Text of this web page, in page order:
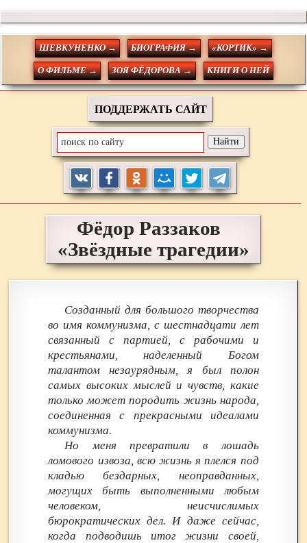
ШЕВКУНЕНКО → БИОГРАФИЯ → «КОРТИК» →
О ФИЛЬМЕ → ЗОЯ ФЁДОРОВА → КНИГИ О НЕЙ
ПОДДЕРЖАТЬ САЙТ
Фёдор Раззаков
«Звёздные трагедии»
Созданный для большого творчества
во имя коммунизма, с шестнадцати лет
связанный с партией, с рабочими и
крестьянами, наделенный Богом
талантом незаурядным, я был полон
самых высоких мыслей и чувств, какие
только может породить жизнь народа,
соединенная с прекрасными идеалами
коммунизма.
Но меня превратили в лошадь
ломового извоза, всю жизнь я плелся под
кладью бездарных, неоправданных,
могущих быть выполненными любым
человеком, неисчислимых
бюрократических дел. И даже сейчас,
когда подводишь итог жизни своей,